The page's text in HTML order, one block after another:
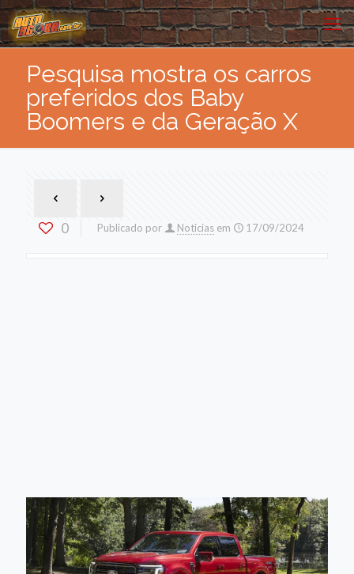
Pesquisa mostra os carros
preferidos dos Baby
Boomers e da Geração X
0 Publicado por Noticias em 17/09/2024